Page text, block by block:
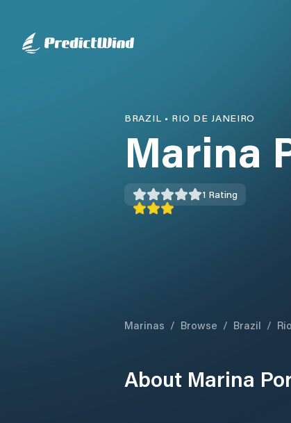
BRAZIL • RIO DE JANEIRO
Marina
1 Rating
Marinas / Browse / Brazil /
About Marina